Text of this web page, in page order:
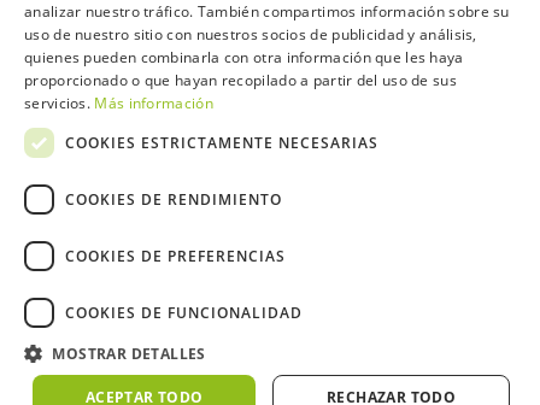
66
JOSE Mª REGUERA DEL
ARROYO
23
67
JUAN AGUSTIN BRINGAS
69
DIEZ
70 PEDRO GARCIA PEREZ
71 CESAR DE LA CUESTA MORAN 20 +16
analizar nuestro tráfico. También compartimos información sobre su
uso de nuestro sitio con nuestros socios de publicidad y análisis,
quienes pueden combinarla con otra información que les haya
proporcionado o que hayan recopilado a partir del uso de sus
servicios. Más información
COOKIES ESTRICTAMENTE NECESARIAS
COOKIES DE RENDIMIENTO
COOKIES DE PREFERENCIAS
COOKIES DE FUNCIONALIDAD
MOSTRAR DETALLES
ACEPTAR TODO RECHAZAR TODO